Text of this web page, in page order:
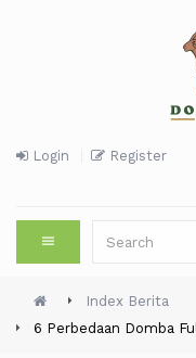
Login Register
Index Berita
6 Perbedaan Domba